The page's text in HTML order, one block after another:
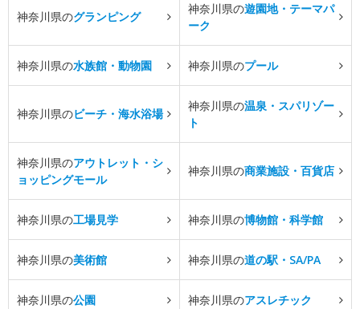
神奈川県のグランピング
神奈川県の遊園地・テーマパ
ーク
神奈川県の水族館・動物園 神奈川県のプール
神奈川県のビーチ・海水浴場
神奈川県の温泉・スパリゾー
ト
神奈川県のアウトレット・シ
ョッピングモール
神奈川県の商業施設・百貨店
神奈川県の工場見学 神奈川県の博物館・科学館
神奈川県の美術館 神奈川県の道の駅・SA/PA
神奈川県の公園 神奈川県のアスレチック